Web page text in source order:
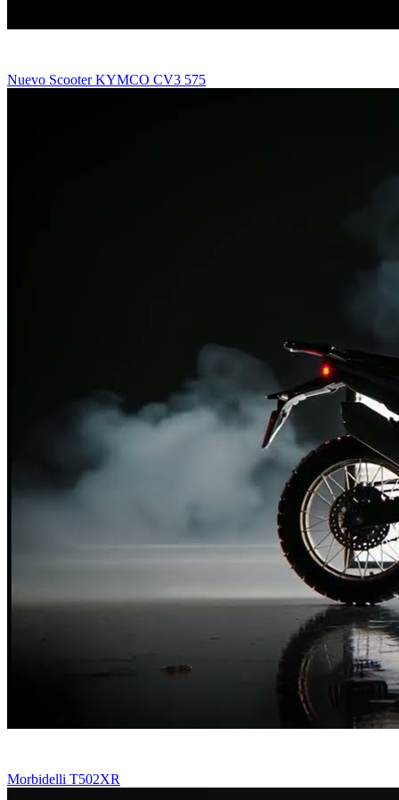
Nuevo Scooter KYMCO CV3 575
Morbidelli T502XR